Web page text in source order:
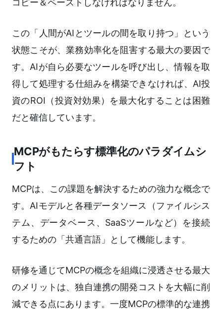
コピー＆ペーストしなければなりません。
この「人間がAIとツールの間を取り持つ」という
状態こそが、業務効率化を阻害する最大の要因で
す。AIが自ら必要なツールを呼び出し、情報を取
得して処理する仕組みを構築できなければ、AI投
資のROI（投資対効果）を最大化することは困難
だと確信しています。
MCPがもたらす標準化のパラダイムシ
フト
MCPは、この課題を解決するための強力な概念で
す。AIモデルと各種データソース（ファイルシス
テム、データベース、SaaSツールなど）を接続
するための「共通言語」として機能します。
研修を通じてMCPの概念を組織に浸透させる最大
のメリットは、独自連携の開発コストを大幅に削
減できる点にあります。一度MCPの標準的な連携